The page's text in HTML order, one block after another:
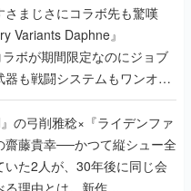
さまじさにコラボ先も驚嘆
Variants Daphne』
ボが期間限定なのにジョブ
器も戦闘システムもワンオフ
た理由を両ディレクターに聞
』の弓削雅稔×『ライデンファ
齋藤貴幸──かつて縦シュー全
いた2人が、30年後に同じ会